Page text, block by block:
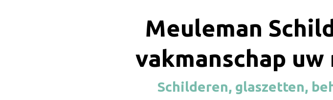
Meuleman
vakmanschap
Schilderen, glaszetten,